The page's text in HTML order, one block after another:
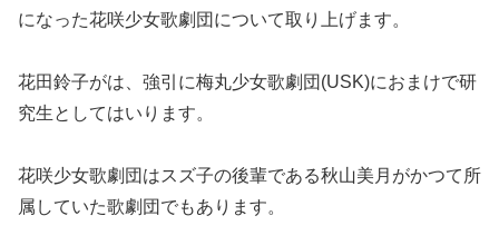
になった花咲少女歌劇団について取り上げます。
花田鈴子がは、強引に梅丸少女歌劇団(USK)におまけで研
究生としてはいります。
花咲少女歌劇団はスズ子の後輩である秋山美月がかつて所
属していた歌劇団でもあります。